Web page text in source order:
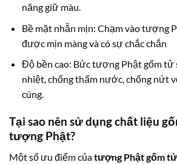
năng giữ màu.
Bề mặt nhẵn mịn: Chạm vào tượng
được mịn màng và có sự chắc chắn
Độ bền cao: Bức tượng Phật gốm tử
nhiệt, chống thấm nước, chống nứt
cúng.
Tại sao nên sử dụng chất liệu
tượng Phật?
Một số ưu điểm củatượng Phật gốm